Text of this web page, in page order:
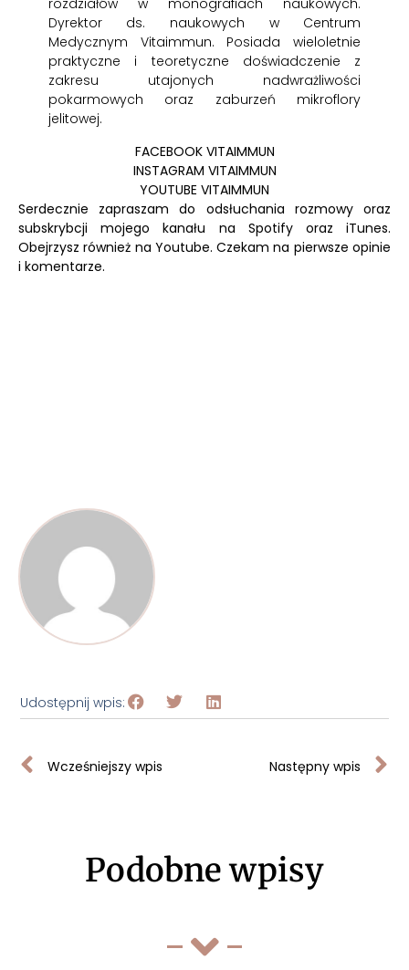
rozdziałów w monografiach naukowych.
Dyrektor ds. naukowych w Centrum
Medycznym Vitaimmun. Posiada wieloletnie
praktyczne i teoretyczne doświadczenie z
zakresu utajonych nadwrażliwości
pokarmowych oraz zaburzeń mikroflory
jelitowej.
FACEBOOK VITAIMMUN
INSTAGRAM VITAIMMUN
YOUTUBE VITAIMMUN
Serdecznie zapraszam do odsłuchania rozmowy oraz
subskrybcji mojego kanału na SpotifyoraziTunes.
Obejrzysz również na Youtube.Czekam na pierwsze opinie
i komentarze.
Udostępnij wpis:
Wcześniejszy wpis Następny wpis
Podobne wpisy